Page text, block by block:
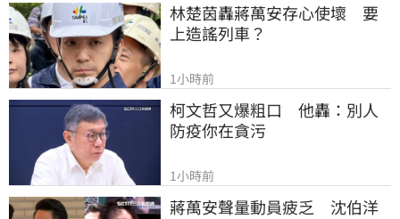
林楚茵轟蔣萬安存心使壞　要
上造謠列車？
1小時前
柯文哲又爆粗口　他轟：別人
防疫你在貪污
1小時前
蔣萬安聲量動員疲乏　沈伯洋